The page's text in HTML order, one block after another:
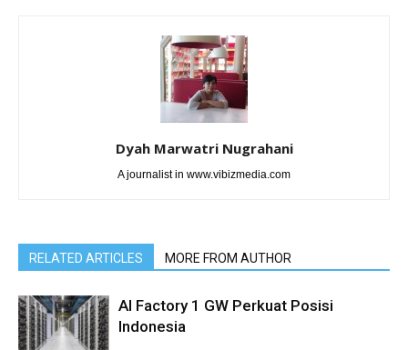
Dyah Marwatri Nugrahani
A journalist in www.vibizmedia.com
RELATED ARTICLES MORE FROM AUTHOR
AI Factory 1 GW Perkuat Posisi
Indonesia